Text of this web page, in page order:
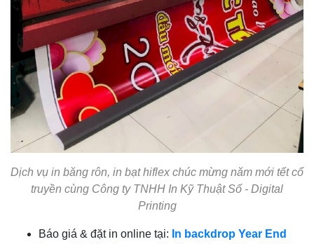
Dịch vụ in băng rôn, in bạt hiflex chúc mừng năm mới tết cổ
truyền cùng Công ty TNHH In Kỹ Thuật Số - Digital
Printing
Báo giá & đặt in online tại: In backdrop Year End